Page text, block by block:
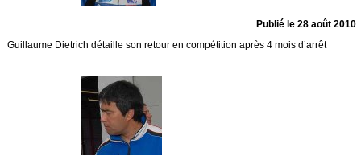
Publié le 28 août 2010
Guillaume Dietrich détaille son retour en compétition après 4 mois d’arrêt